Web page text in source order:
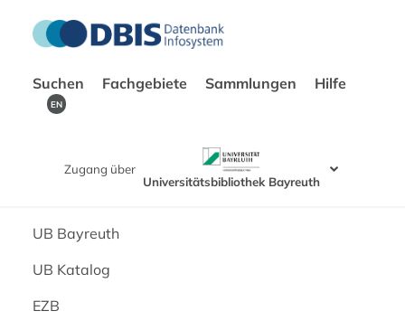
Suchen Fachgebiete Sammlungen Hilfe
EN
Zugang über
Universitätsbibliothek Bayreuth
UB Bayreuth
UB Katalog
EZB